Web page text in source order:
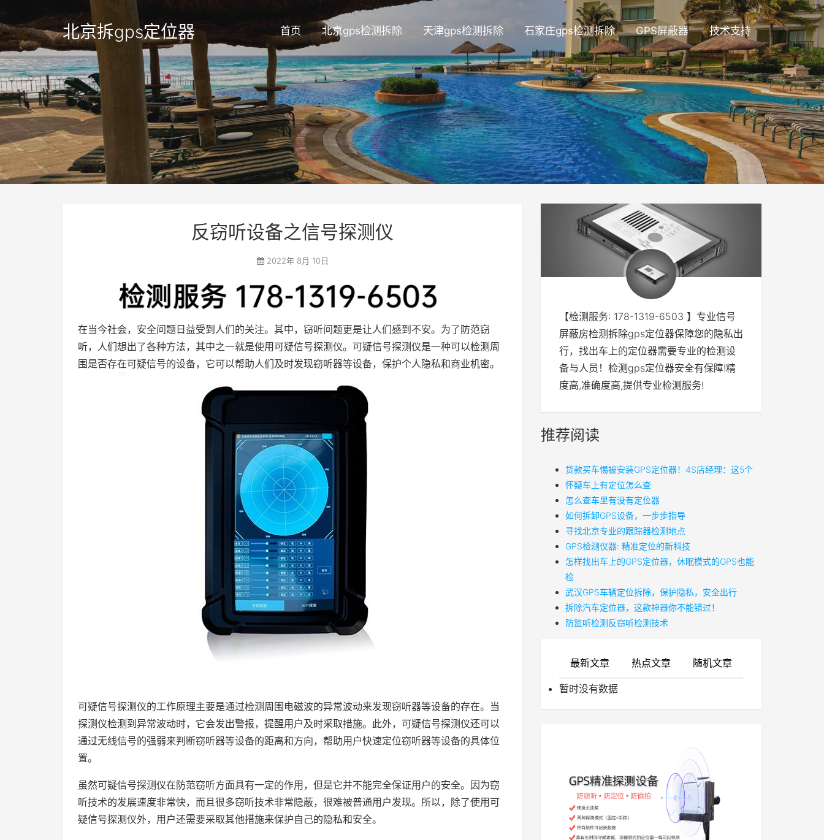
北京拆gps定位器 首页 北京gps检测拆除 天津gps检测拆除 石家庄gps检测拆除 GPS屏蔽器 技术支持
反窃听设备之信号探测仪
2022年 8月 10日
在当今社会，安全问题日益受到人们的关注。其中，窃听问题更是让人们感到不安。为了防范窃
听，人们想出了各种方法，其中之一就是使用可疑信号探测仪。可疑信号探测仪是一种可以检测周
围是否存在可疑信号的设备，它可以帮助人们及时发现窃听器等设备，保护个人隐私和商业机密。
可疑信号探测仪的工作原理主要是通过检测周围电磁波的异常波动来发现窃听器等设备的存在。当
探测仪检测到异常波动时，它会发出警报，提醒用户及时采取措施。此外，可疑信号探测仪还可以
通过无线信号的强弱来判断窃听器等设备的距离和方向，帮助用户快速定位窃听器等设备的具体位
置。
虽然可疑信号探测仪在防范窃听方面具有一定的作用，但是它并不能完全保证用户的安全。因为窃
听技术的发展速度非常快，而且很多窃听技术非常隐蔽，很难被普通用户发现。所以，除了使用可
疑信号探测仪外，用户还需要采取其他措施来保护自己的隐私和安全。
【检测服务: 178-1319-6503 】专业信号
屏蔽房检测拆除gps定位器保障您的隐私出
行，找出车上的定位器需要专业的检测设
备与人员！检测gps定位器安全有保障!精
度高,准确度高,提供专业检测服务!
推荐阅读
贷款买车惕被安装GPS定位器！4S店经理：这5个
怀疑车上有定位怎么查
怎么查车里有没有定位器
如何拆卸GPS设备，一步步指导
寻找北京专业的跟踪器检测地点
GPS检测仪器: 精准定位的新科技
怎样找出车上的GPS定位器，休眠模式的GPS也能
检
武汉GPS车辆定位拆除，保护隐私，安全出行
拆除汽车定位器，这款神器你不能错过！
防监听检测反窃听检测技术
最新文章 热点文章 随机文章
暂时没有数据